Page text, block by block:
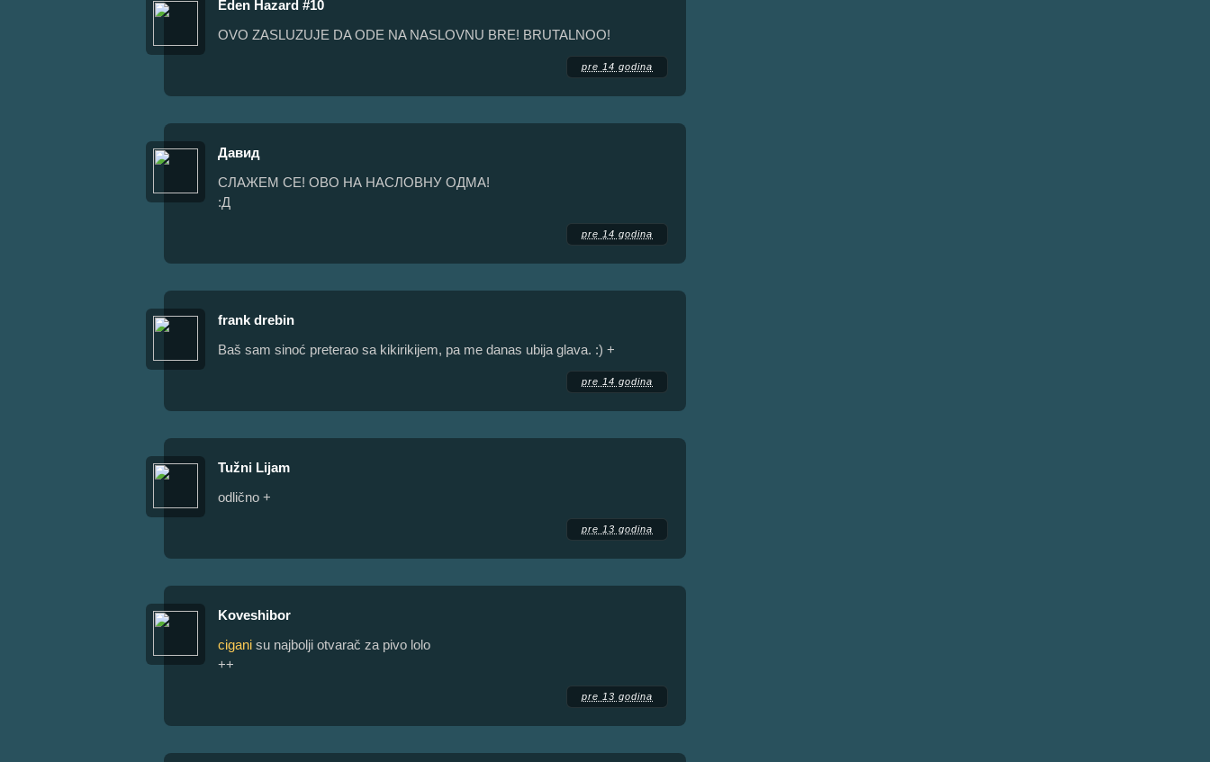
Eden Hazard #10
OVO ZASLUZUJE DA ODE NA NASLOVNU BRE! BRUTALNOO!
pre 14 godina
Давид
СЛАЖЕМ СЕ! ОВО НА НАСЛОВНУ ОДМА!
:Д
pre 14 godina
frank drebin
Baš sam sinoć preterao sa kikirikijem, pa me danas ubija glava. :) +
pre 14 godina
Tužni Lijam
odlično +
pre 13 godina
Koveshibor
cigani su najbolji otvarač za pivo lolo
++
pre 13 godina